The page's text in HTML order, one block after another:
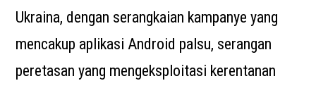
Ukraina, dengan serangkaian kampanye yang
mencakup aplikasi Android palsu, serangan
peretasan yang mengeksploitasi kerentanan